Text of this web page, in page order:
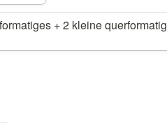
+ 2 kleine